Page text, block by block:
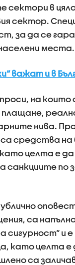
сектори в
сектор.
за да се
места.
важат и в
на които
нива.
средства на
целта е
по
са
и е
като целта е
са